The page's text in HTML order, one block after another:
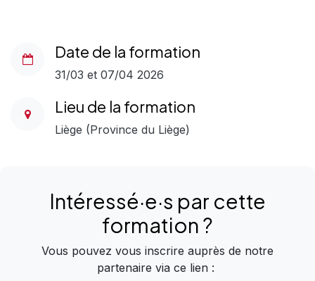
Date de la formation
31/03 et 07/04 2026
Lieu de la formation
Liège (Province du Liège)
Intéressé·e·s par cette
formation?
Vous pouvez vous inscrire auprès de notre
partenaire via ce lien :